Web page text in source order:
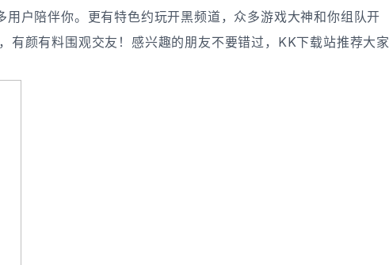
户陪伴你。更有特色约玩开黑频道，众多游戏大神和你组队开
有颜有料围观交友！感兴趣的朋友不要错过，KK下载站推荐大家